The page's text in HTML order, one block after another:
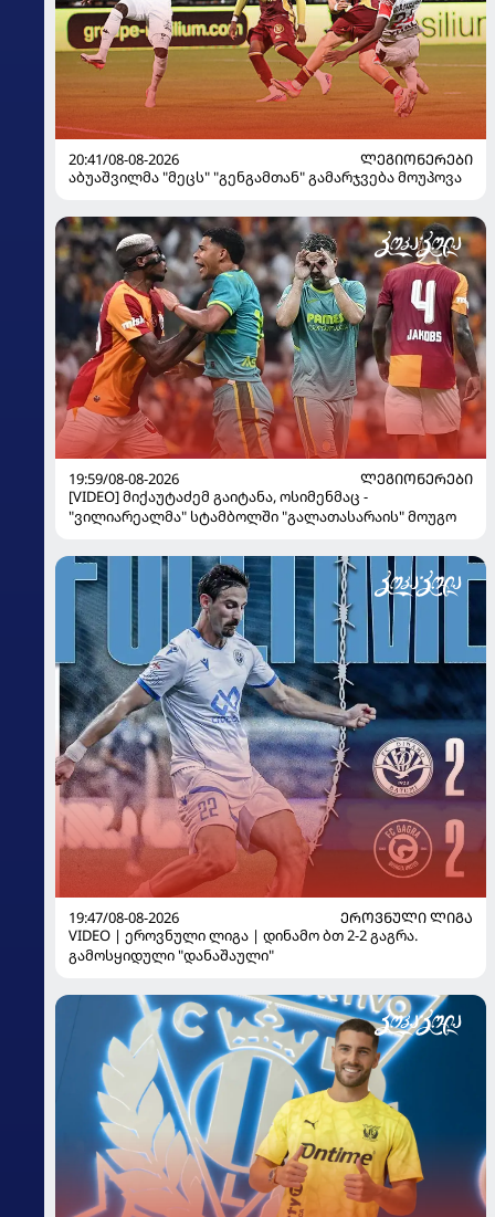
20:41/08-08-2026
ᲚᲔᲒᲘᲝᲜᲔᲠᲔᲑᲘ
აბუაშვილმა "მეცს" "გენგამთან" გამარჯვება მოუპოვა
19:59/08-08-2026
ᲚᲔᲒᲘᲝᲜᲔᲠᲔᲑᲘ
[VIDEO] მიქაუტაძემ გაიტანა, ოსიმენმაც -
"ვილიარეალმა" სტამბოლში "გალათასარაის" მოუგო
19:47/08-08-2026
ᲔᲠᲝᲕᲜᲣᲚᲘ ᲚᲘᲒᲐ
VIDEO | ეროვნული ლიგა | დინამო ბთ 2-2 გაგრა.
გამოსყიდული "დანაშაული"